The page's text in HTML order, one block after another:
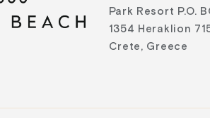
Park Resort P.O.
1354 Heraklion
Crete, Greece